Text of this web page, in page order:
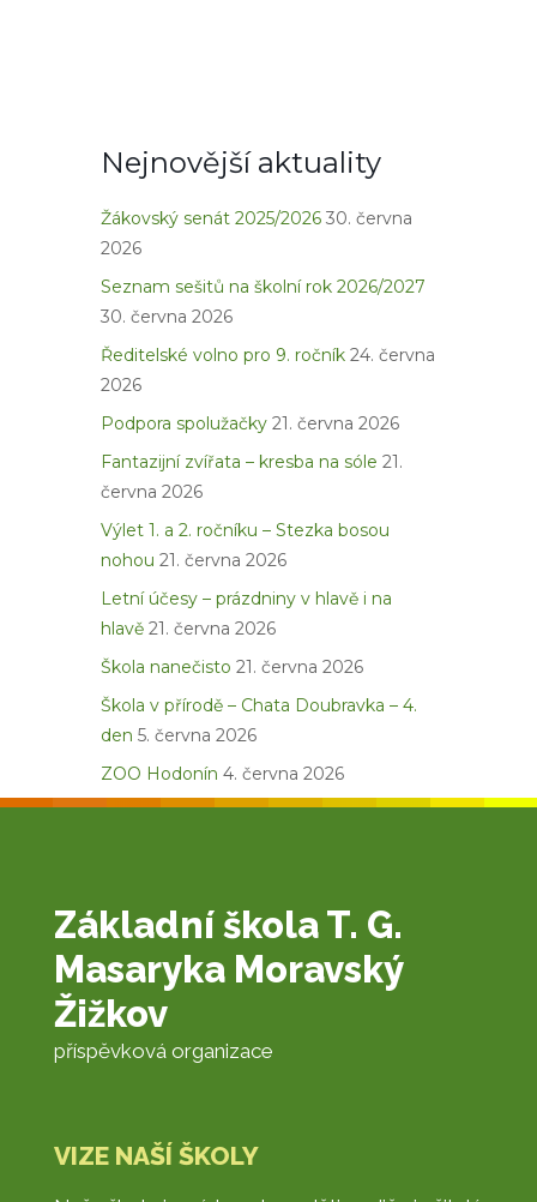
Nejnovější aktuality
Žákovský senát 2025/2026 30. června
2026
Seznam sešitů na školní rok 2026/2027
30. června 2026
Ředitelské volno pro 9. ročník 24. června
2026
Podpora spolužačky 21. června 2026
Fantazijní zvířata – kresba na sóle 21.
června 2026
Výlet 1. a 2. ročníku – Stezka bosou
nohou 21. června 2026
Letní účesy – prázdniny v hlavě i na
hlavě 21. června 2026
Škola nanečisto 21. června 2026
Škola v přírodě – Chata Doubravka – 4.
den 5. června 2026
ZOO Hodonín 4. června 2026
Základní škola T. G.
Masaryka Moravský
Žižkov
příspěvková organizace
VIZE NAŠÍ ŠKOLY